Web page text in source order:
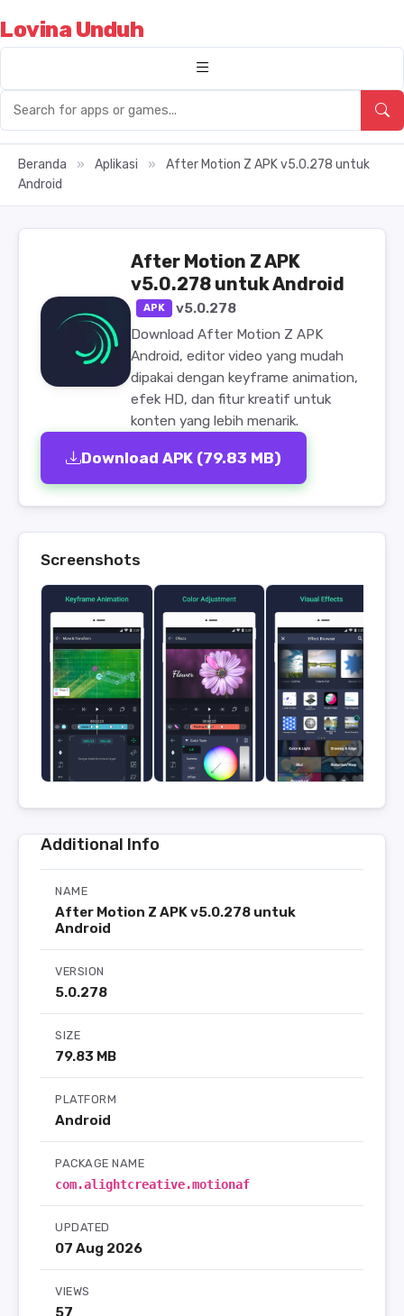
Lovina Unduh
Beranda » Aplikasi »
After Motion Z APK v5.0.278 untuk
Android
After Motion Z APK
v5.0.278 untuk Android
APK
v5.0.278
Download After Motion Z APK
Android, editor video yang mudah
dipakai dengan keyframe animation,
efek HD, dan fitur kreatif untuk
konten yang lebih menarik.
Download APK (79.83 MB)
Screenshots
Additional Info
NAME
After Motion Z APK v5.0.278 untuk
Android
VERSION
5.0.278
SIZE
79.83 MB
PLATFORM
Android
PACKAGE NAME
com.alightcreative.motionaf
UPDATED
07 Aug 2026
VIEWS
57